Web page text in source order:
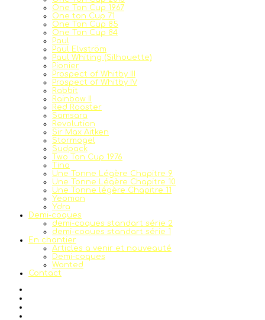
One Ton Cup 1967
One ton Cup 71
One Ton Cup 85
One Ton Cup 84
Paul
Paul Elvström
Paul Whiting (Silhouette)
Pionier
Prospect of Whitby III
Prospect of Whitby IV
Rabbit
Rainbow II
Red Rooster
Samsara
Revolution
Sir Max Aitken
Stormogel
Sudpack
Two Ton Cup 1976
Tina
Une Tonne Légère Chapitre 9
Une Tonne Légère Chapitre 10
Une Tonne légère Chapitre 11
Yeoman
Ydra
Demi-coques
demi-coques standart série 2
demi-coques standart série 1
En chantier
Articles a venir et nouveauté
Demi-coques
Wanted
Contact